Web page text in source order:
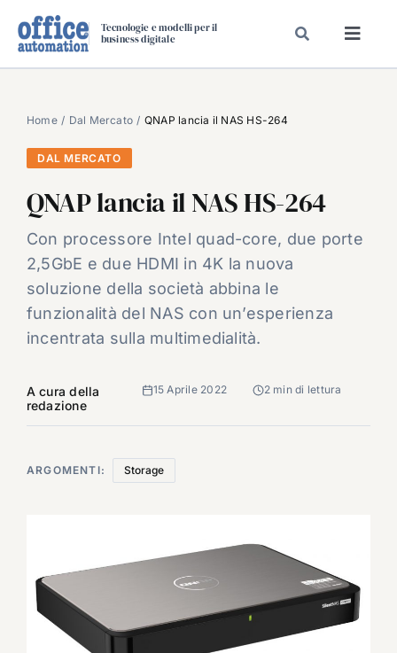
Tecnologie e modelli per il
business digitale
SPECIAL PAPER
TAVOLE ROTONDE DI REDAZIONE
CARRIERE
VIDEO
EVENTI
CHI SIAMO
Home Dal Mercato QNAP lancia il NAS HS-264
DAL MERCATO
QNAP lancia il NAS HS-264
Con processore Intel quad-core, due porte
2,5GbE e due HDMI in 4K la nuova
soluzione della società abbina le
funzionalità del NAS con un’esperienza
incentrata sulla multimedialità.
A cura della
redazione
15 Aprile 2022 2 min di lettura
ARGOMENTI: Storage